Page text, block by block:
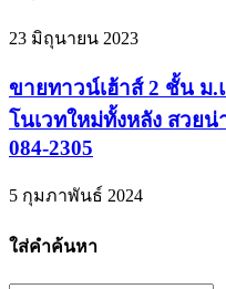
23 มิถุนายน 2023
ขายทาวน์เฮ้าส์ 2 ชั้น ม.
โนเวทใหม่ทั้งหลัง สวยน่
084-2305
5 กุมภาพันธ์ 2024
ใส่คำค้นหา